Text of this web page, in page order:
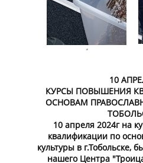
10
КУРСЫ ПОВЫШЕНИЯ
ОСНОВАМ
10 апреля 2024г на
квалификации по
культуры в г.Тобольске,
нашего Центра